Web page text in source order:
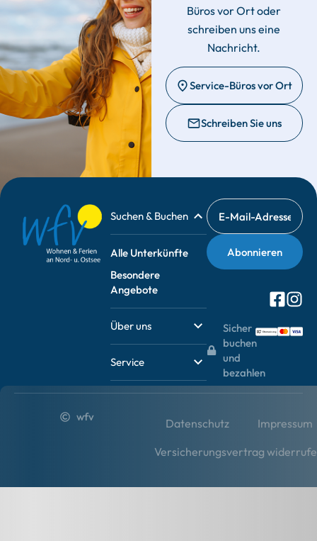
Büros vor Ort oder
schreiben uns eine
Nachricht.
Service-Büros vor Ort
Schreiben Sie uns
Suchen & Buchen
Alle Unterkünfte
Besondere
Angebote
Über uns
Service
Sicher
buchen
und
bezahlen
wfv Datenschutz
Impressum
Versicherungsvertrag